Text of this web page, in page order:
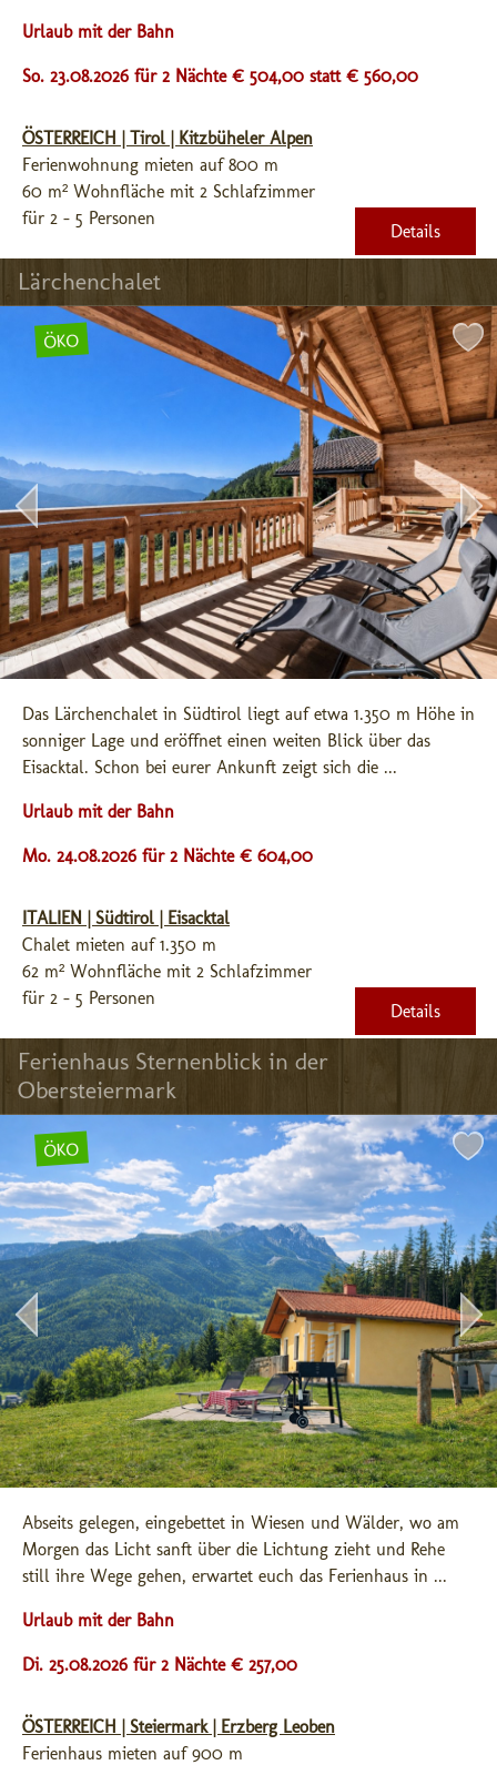
Urlaub mit der Bahn
So. 23.08.2026 für 2 Nächte € 504,00 statt € 560,00
ÖSTERREICH | Tirol | Kitzbüheler Alpen
Ferienwohnung mieten auf 800 m
60 m² Wohnfläche mit 2 Schlafzimmer
für 2 - 5 Personen
Details
Lärchenchalet
ÖKO
Das Lärchenchalet in Südtirol liegt auf etwa 1.350 m Höhe in
sonniger Lage und eröffnet einen weiten Blick über das
Eisacktal. Schon bei eurer Ankunft zeigt sich die ...
Urlaub mit der Bahn
Mo. 24.08.2026 für 2 Nächte € 604,00
ITALIEN | Südtirol | Eisacktal
Chalet mieten auf 1.350 m
62 m² Wohnfläche mit 2 Schlafzimmer
für 2 - 5 Personen
Details
Ferienhaus Sternenblick in der
Obersteiermark
ÖKO
Abseits gelegen, eingebettet in Wiesen und Wälder, wo am
Morgen das Licht sanft über die Lichtung zieht und Rehe
still ihre Wege gehen, erwartet euch das Ferienhaus in ...
Urlaub mit der Bahn
Di. 25.08.2026 für 2 Nächte € 257,00
ÖSTERREICH | Steiermark | Erzberg Leoben
Ferienhaus mieten auf 900 m